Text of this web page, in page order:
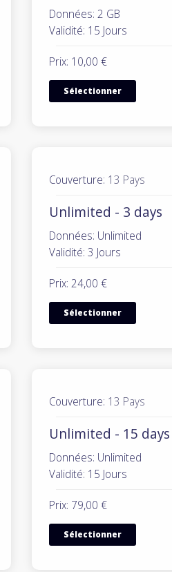
Données: 2 GB
Validité: 15 Jours
Prix: 10,00 €
Sélectionner
Couverture: 13 Pays
Unlimited - 3 days
Données: Unlimited
Validité: 3 Jours
Prix: 24,00 €
Sélectionner
Couverture: 13 Pays
Unlimited - 15 days
Données: Unlimited
Validité: 15 Jours
Prix: 79,00 €
Sélectionner